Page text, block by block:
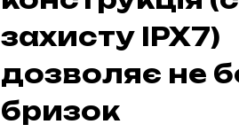
захисту IPX7)
дозволяє не
бризок